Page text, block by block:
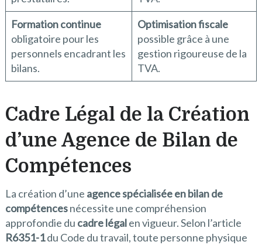
Formation continue
obligatoire pour les
personnels encadrant les
bilans.
Optimisation fiscale
possible grâce à une
gestion rigoureuse de la
TVA.
Cadre Légal de la Création
d’une Agence de Bilan de
Compétences
La création d’une agence spécialisée en bilan de
compétencesnécessite une compréhension
approfondie du cadre légalen vigueur. Selon l’article
R6351-1du Code du travail, toute personne physique